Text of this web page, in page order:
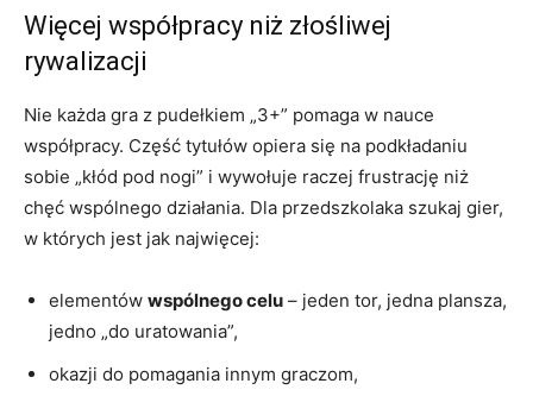
Więcej współpracy niż złośliwej
rywalizacji
Nie każda gra z pudełkiem „3+” pomaga w nauce
współpracy. Część tytułów opiera się na podkładaniu
sobie „kłód pod nogi” i wywołuje raczej frustrację niż
chęć wspólnego działania. Dla przedszkolaka szukaj gier,
w których jest jak najwięcej:
elementów wspólnego celu – jeden tor, jedna plansza,
jedno „do uratowania”,
okazji do pomagania innym graczom,